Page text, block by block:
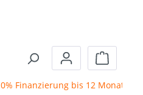
0% Finanzierung bis 12 Monate